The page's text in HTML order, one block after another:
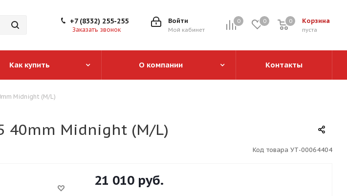
0 0 Корзина
0
пуста
0
Войти
Мой кабинет
+7 (8332) 255-255
Заказать звонок
Как купить О компании Контакты
Midnight (M/L)
40mm Midnight (M/L)
Код товара УТ-00064404
21 010 руб.